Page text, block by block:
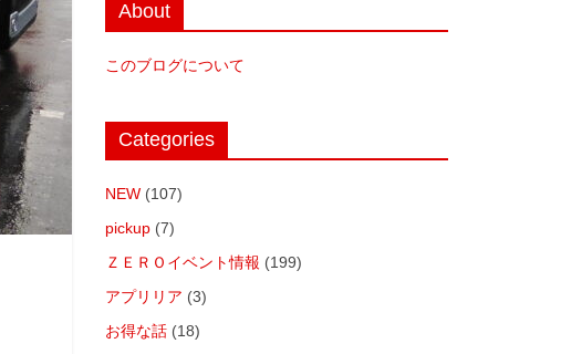
About
このブログについて
Categories
NEW (107)
pickup (7)
ＺＥＲＯイベント情報 (199)
アプリリア (3)
お得な話 (18)